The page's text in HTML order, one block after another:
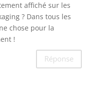
affiché sur les
? Dans tous les
chose pour la
!
Réponse